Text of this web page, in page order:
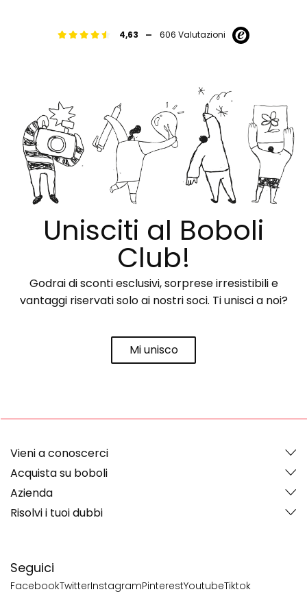
4,63 - 606 Valutazioni
Unisciti al Boboli
Club!
Godrai di sconti esclusivi, sorprese irresistibili e
vantaggi riservati solo ai nostri soci. Ti unisci a noi?
Mi unisco
Seguici
FacebookTwitterInstagramPinterestYoutubeTiktok
Vieni a conoscerci
Acquista su boboli
Azienda
Risolvi i tuoi dubbi